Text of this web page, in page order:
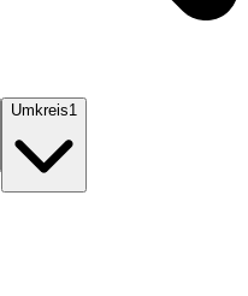
Umkreis1